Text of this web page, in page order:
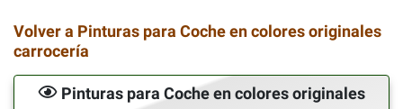
Volver a Pinturas para Coche en colores originales
carrocería
Pinturas para Coche en colores originales